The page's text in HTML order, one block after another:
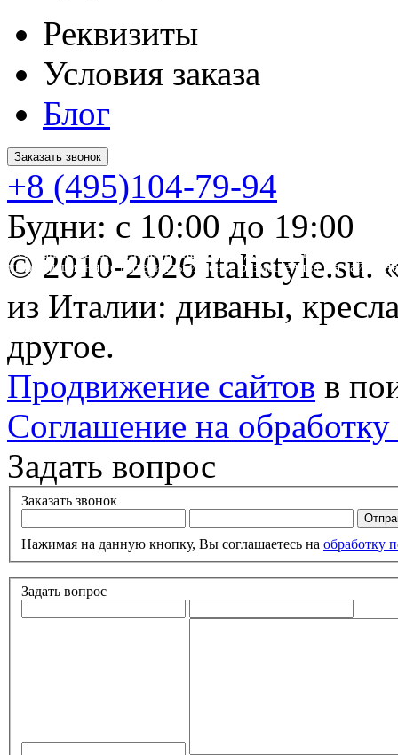
Реквизиты
Условия заказа
Блог
Заказать звонок
+8 (495)104-79-94
Будни: с 10:00 до 19:00
* Обращаем ваше внимание на то, что данный интернет-сайт
информационные материалы и цены, размещенные на сайте,
Гражданского кодекса РФ.
© 2010-2026 italistyle.su.
из Италии: диваны,
другое.
Продвижение сайтов в
Соглашение на
Задать вопрос
Заказать звонок
Нажимая на данную кнопку, Вы соглашаетесь на обработку
Задать вопрос